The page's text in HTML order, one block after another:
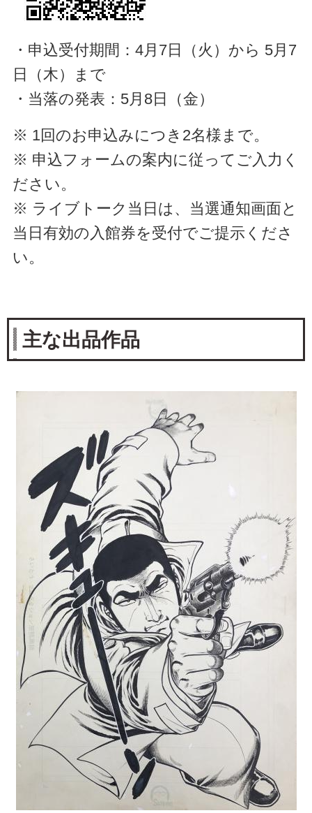
・申込受付期間：4月7日（火）から 5月7
日（木）まで
・当落の発表：5月8日（金）
※ 1回のお申込みにつき2名様まで。
※ 申込フォームの案内に従ってご入力く
ださい。
※ ライブトーク当日は、当選通知画面と
当日有効の入館券を受付でご提示くださ
い。
主な出品作品